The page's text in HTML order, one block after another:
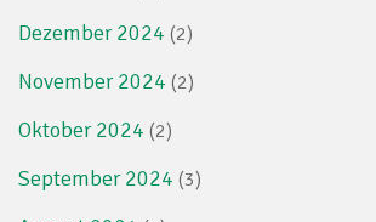
Dezember 2024 (2)
November 2024 (2)
Oktober 2024 (2)
September 2024 (3)